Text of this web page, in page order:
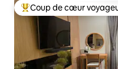
Coups de cœur
Coup de cœur